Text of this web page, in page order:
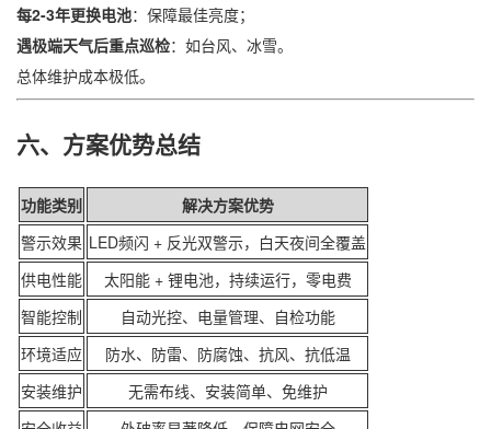
每2-3年更换电池：保障最佳亮度；
遇极端天气后重点巡检：如台风、冰雪。
总体维护成本极低。
六、方案优势总结
功能类别
解决方案优势
警示效果 LED频闪 + 反光双警示，白天夜间全覆盖
供电性能
太阳能 + 锂电池，持续运行，零电费
智能控制
自动光控、电量管理、自检功能
环境适应
防水、防雷、防腐蚀、抗风、抗低温
安装维护
无需布线、安装简单、免维护